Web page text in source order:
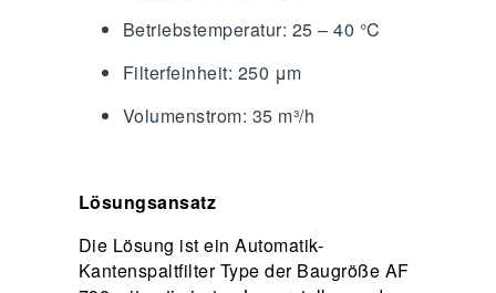
Betriebstemperatur: 25 – 40 °C
Filterfeinheit: 250 μm
Volumenstrom: 35 m³/h
Lösungsansatz
Die Lösung ist ein Automatik-
Kantenspaltfilter Type der Baugröße AF